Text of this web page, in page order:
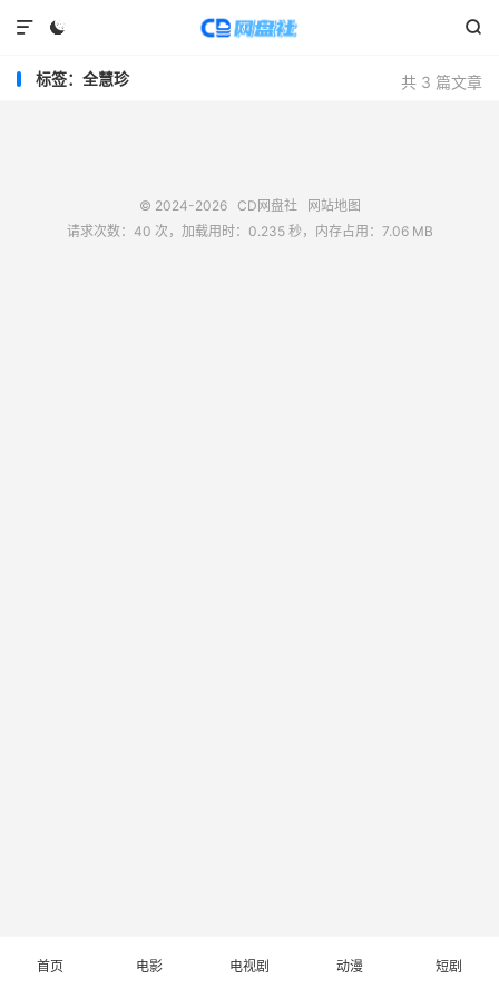
 

共 3 篇文章
标签：全慧珍
© 2024-2026 CD网盘社
网站地图
请求次数：40 次，加载用时：0.235 秒，内存占用：7.06 MB
首页 电影 电视剧 动漫 短剧